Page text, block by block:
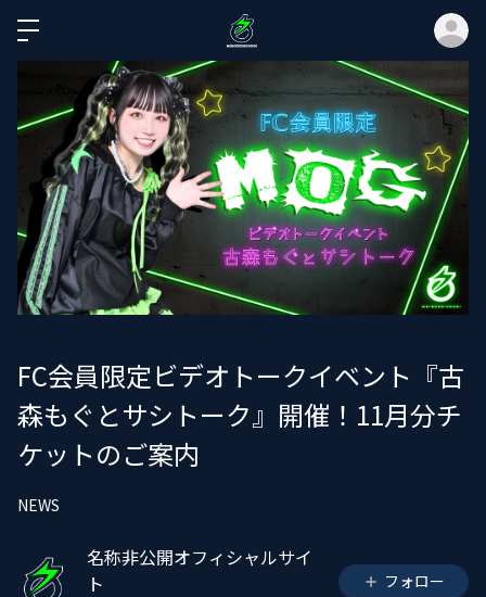
FC会員限定ビデオトークイベント『古
森もぐとサシトーク』開催！11月分チ
ケットのご案内
NEWS
名称非公開オフィシャルサイ
ト
フォロー